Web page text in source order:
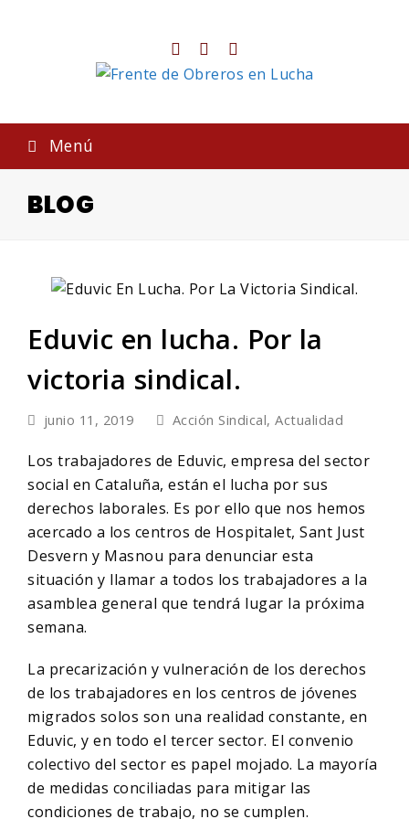
TwitterFacebook
Menú
BLOG
Eduvic en lucha. Por la
victoria sindical.
junio 11, 2019 Acción Sindical, Actualidad
Los trabajadores de Eduvic, empresa del sector
social en Cataluña, están el lucha por sus
derechos laborales. Es por ello que nos hemos
acercado a los centros de Hospitalet, Sant Just
Desvern y Masnou para denunciar esta
situación y llamar a todos los trabajadores a la
asamblea general que tendrá lugar la próxima
semana.
La precarización y vulneración de los derechos
de los trabajadores en los centros de jóvenes
migrados solos son una realidad constante, en
Eduvic, y en todo el tercer sector. El convenio
colectivo del sector es papel mojado. La mayoría
de medidas conciliadas para mitigar las
condiciones de trabajo, no se cumplen.